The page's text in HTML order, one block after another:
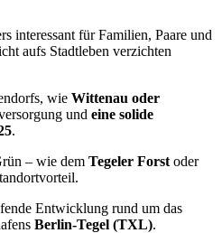
interessant für Familien, Paare und
aufs Stadtleben verzichten
wie Wittenau oder
und eine solide
.
– wie dem Tegeler Forst oder
Entwicklung rund um das
Berlin-Tegel (TXL).